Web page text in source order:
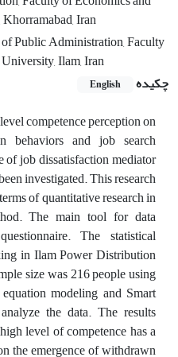
Iran
Public Administration, Faculty
Ilam, Iran
چکیده
English
competence perception on
behaviors and job search
job dissatisfaction mediator
investigated. This research
of quantitative research in
The main tool for data
The statistical
in Ilam Power Distribution
size was 216 people using
modeling and Smart
the data. The results
level of competence has a
the emergence of withdrawn